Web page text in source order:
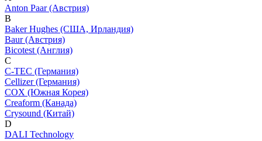
Anton Paar (Австрия)
B
Baker Hughes (США, Ирландия)
Baur (Австрия)
Bicotest (Англия)
C
C-TEC (Германия)
Cellizer (Германия)
COX (Южная Корея)
Creaform (Канада)
Crysound (Китай)
D
DALI Technology